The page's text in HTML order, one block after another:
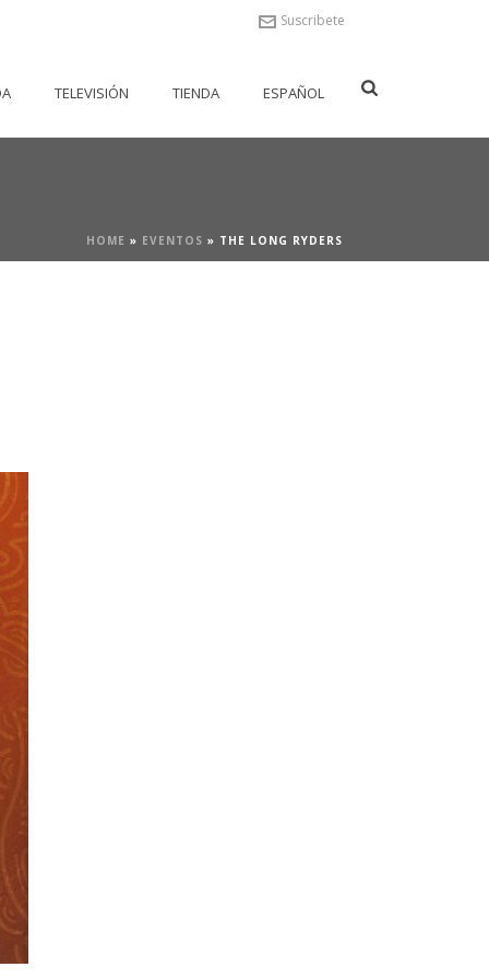
Suscribete
TELEVISIÓN TIENDA ESPAÑOL
HOME » EVENTOS » THE LONG RYDERS